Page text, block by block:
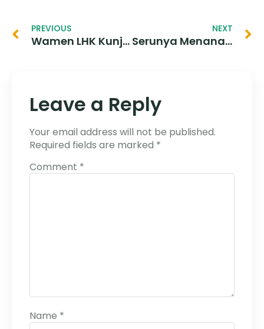
PREVIOUS
Wamen LHK Kunjungi Instalasi Karantina Hewan dan Rehabilitasi Buaya dan Kura-kura
NEXT
Serunya Menanami Mangrove di Pantai Oesapa
Leave a Reply
Your email address will not be published.
Required fields are marked *
Comment *
Name *